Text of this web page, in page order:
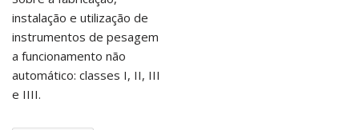
instalação e utilização de
instrumentos de pesagem
a funcionamento não
automático: classes I, II, III
e IIII.